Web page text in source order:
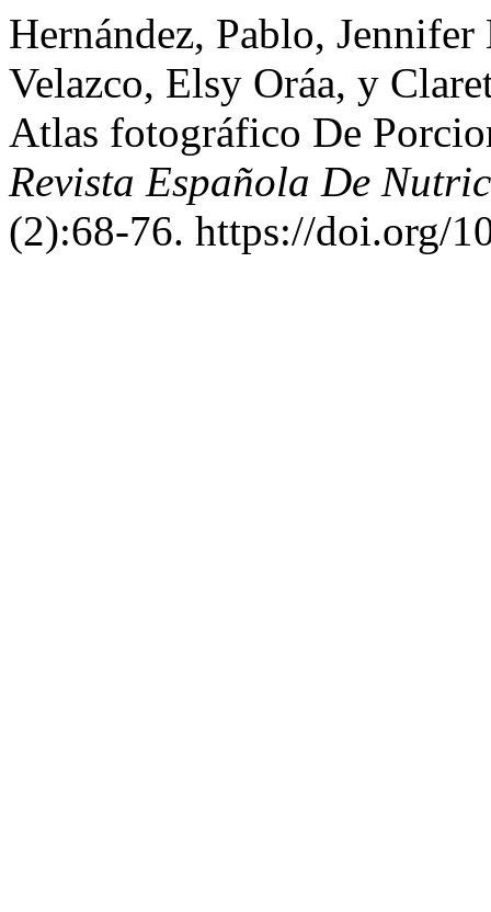
Hernández, Pablo,
Velazco, Elsy Oráa, y
Atlas fotográfico De
Revista Española De
(2):68-76. https://doi.org/